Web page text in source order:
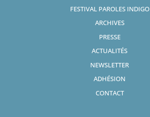
FESTIVAL PAROLES INDIGO
ARCHIVES
PRESSE
ACTUALITÉS
NEWSLETTER
ADHÉSION
CONTACT